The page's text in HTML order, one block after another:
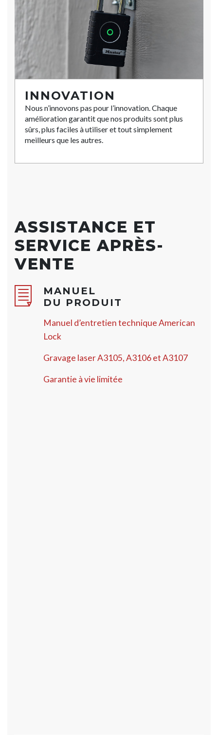
INNOVATION
Nous n’innovons pas pour l’innovation. Chaque
amélioration garantit que nos produits sont plus
sûrs, plus faciles à utiliser et tout simplement
meilleurs que les autres.
ASSISTANCE ET
SERVICE APRÈS-
VENTE
MANUEL
DU PRODUIT
Manuel d’entretien technique American
Lock
Gravage laser A3105, A3106 et A3107
Garantie à vie limitée